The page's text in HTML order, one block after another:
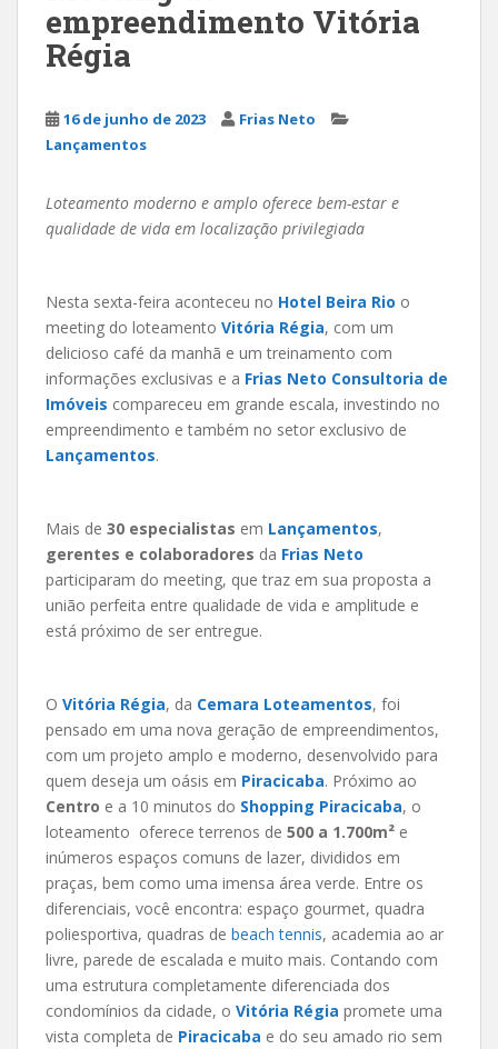
empreendimento Vitória
Régia
16 de junho de 2023
Frias Neto
Lançamentos
Loteamento moderno e amplo oferece bem-estar e
qualidade de vida em localização privilegiada
Nesta sexta-feira aconteceu no Hotel Beira Rio o
meeting do loteamento Vitória Régia, com um
delicioso café da manhã e um treinamento com
informações exclusivas e a Frias Neto Consultoria de
Imóveis compareceu em grande escala, investindo no
empreendimento e também no setor exclusivo de
Lançamentos.
Mais de 30 especialistas em Lançamentos,
gerentes e colaboradores da Frias Neto
participaram do meeting, que traz em sua proposta a
união perfeita entre qualidade de vida e amplitude e
está próximo de ser entregue.
O Vitória Régia, da Cemara Loteamentos, foi
pensado em uma nova geração de empreendimentos,
com um projeto amplo e moderno, desenvolvido para
quem deseja um oásis em Piracicaba. Próximo ao
Centro e a 10 minutos do Shopping Piracicaba, o
loteamento oferece terrenos de 500 a 1.700m² e
inúmeros espaços comuns de lazer, divididos em
praças, bem como uma imensa área verde. Entre os
diferenciais, você encontra: espaço gourmet, quadra
poliesportiva, quadras de beach tennis, academia ao ar
livre, parede de escalada e muito mais. Contando com
uma estrutura completamente diferenciada dos
condomínios da cidade, o Vitória Régia promete uma
vista completa de Piracicaba e do seu amado rio sem